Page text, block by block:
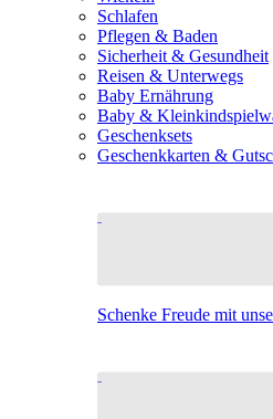
Schlafen
Pflegen & Baden
Sicherheit & Gesundheit
Reisen & Unterwegs
Baby Ernährung
Baby &
Geschenksets
Geschenkkarten &
Schenke Freude mit